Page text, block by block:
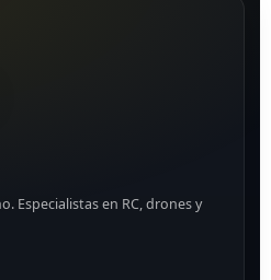
Especialistas en RC, drones y